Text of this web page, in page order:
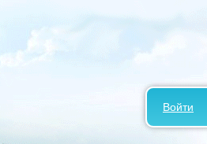
Войти